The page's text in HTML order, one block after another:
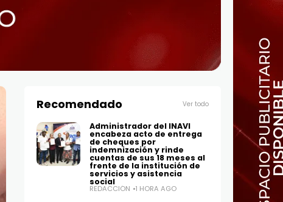
Recomendado Ver todo
Administrador del INAVI
encabeza acto de entrega
de cheques por
indemnización y rinde
cuentas de sus 18 meses al
frente de la institución de
servicios y asistencia
social
REDACCIÓN 1 HORA AGO